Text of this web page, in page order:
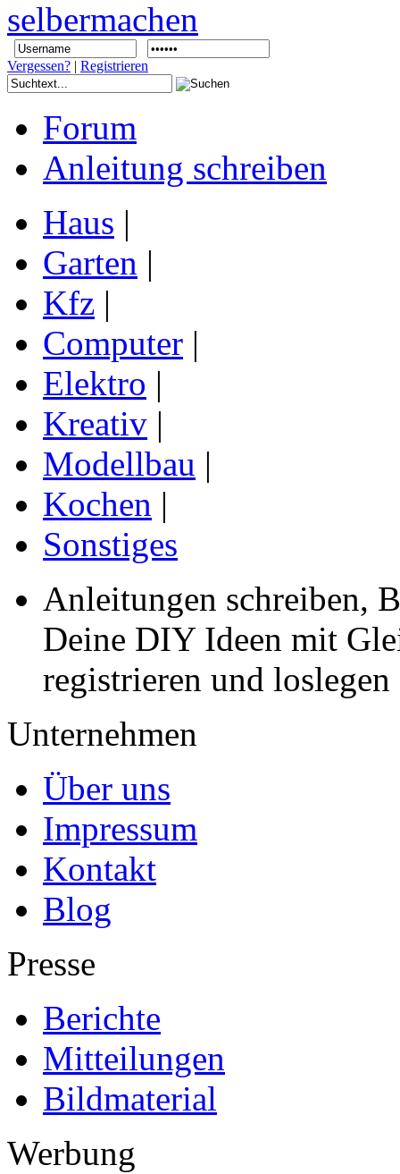
Vergessen? Registrieren
Forum
Anleitung schreiben
Haus |
Garten |
Kfz |
Computer |
Elektro |
Kreativ |
Modellbau |
Kochen |
Sonstiges
Anleitungen schreiben,
Deine DIY Ideen mit
registrieren und loslegen
Unternehmen
Über uns
Impressum
Kontakt
Blog
Presse
Berichte
Mitteilungen
Bildmaterial
Werbung